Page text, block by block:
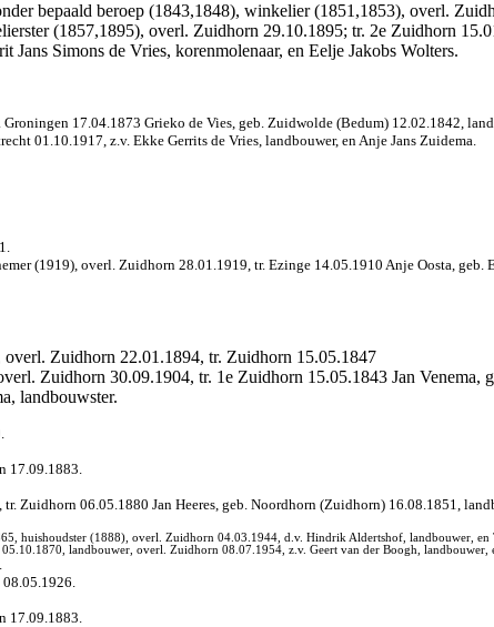
bepaald beroep (1843,1848), winkelier (1851,1853), overl.
(1857,1895), overl. Zuidhorn 29.10.1895; tr. 2e Zuidhorn
Simons de Vries, korenmolenaar, en Eelje Jakobs Wolters.
17.04.1873 Grieko de Vies, geb. Zuidwolde (Bedum) 12.02.1842,
01.10.1917, z.v. Ekke Gerrits de Vries, landbouwer, en Anje Jans Zuidema.
(1919), overl. Zuidhorn 28.01.1919, tr. Ezinge 14.05.1910 Anje Oosta,
Zuidhorn 22.01.1894, tr. Zuidhorn 15.05.1847
Zuidhorn 30.09.1904, tr. 1e Zuidhorn 15.05.1843 Jan
landbouwster.
17.09.1883.
Zuidhorn 06.05.1880 Jan Heeres, geb. Noordhorn (Zuidhorn) 16.08.1851,
huishoudster (1888), overl. Zuidhorn 04.03.1944, d.v. Hindrik Aldertshof, landbouwer, en
landbouwer, overl. Zuidhorn 08.07.1954, z.v. Geert van der Boogh, landbouwer,
17.09.1883.